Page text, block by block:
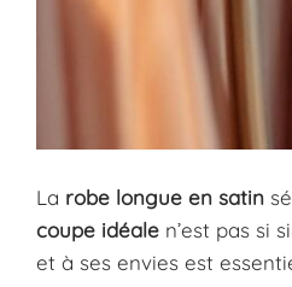
La robe longue en satin
coupe idéale n’est pas si
et à ses envies est